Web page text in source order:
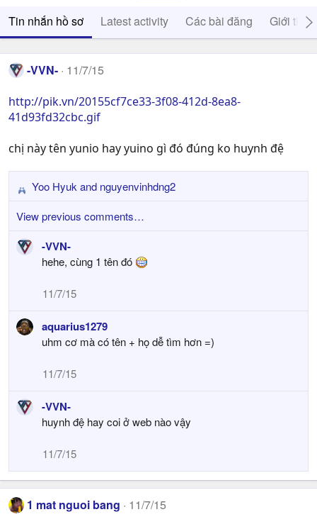
Tin nhắn hồ sơ Latest activity Các bài đăng Giới thiệu
-VVN- 11/7/15
http://pik.vn/20155cf7ce33-3f08-412d-8ea8-
41d93fd32cbc.gif
chị này tên yunio hay yuino gì đó đúng ko huynh đệ
R
a
c
:
Yoo Hyukand nguyenvinhdng2
View previous comments…
-VVN-
hehe, cùng 1 tên đó
11/7/15
aquarius1279
uhm cơ mà có tên + họ dễ tìm hơn =)
11/7/15
-VVN-
huynh đệ hay coi ở web nào vậy
11/7/15
1 mat nguoi bang 11/7/15